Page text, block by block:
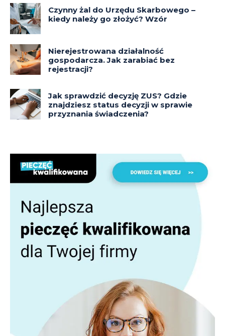
Czynny żal do Urzędu Skarbowego –
kiedy należy go złożyć? Wzór
Nierejestrowana działalność
gospodarcza. Jak zarabiać bez
rejestracji?
Jak sprawdzić decyzję ZUS? Gdzie
znajdziesz status decyzji w sprawie
przyznania świadczenia?